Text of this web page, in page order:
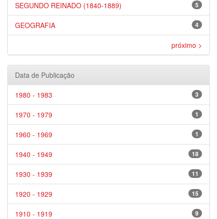
5
SEGUNDO REINADO (1840-1889)
4
GEOGRAFIA
próximo >
Data de Publicação
3
1980 - 1983
1
1970 - 1979
1
1960 - 1969
18
1940 - 1949
11
1930 - 1939
15
1920 - 1929
9
1910 - 1919